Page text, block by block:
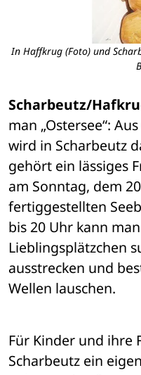
In Haffkrug (Foto) und
Scharbeutz/
man „Ostersee“:
wird in Scharbeutz
gehört ein lässiges
am Sonntag, dem
fertiggestellten
bis 20 Uhr kann
Lieblingsplätzchen
ausstrecken und
Wellen lauschen.
Für Kinder und ihre
Scharbeutz ein